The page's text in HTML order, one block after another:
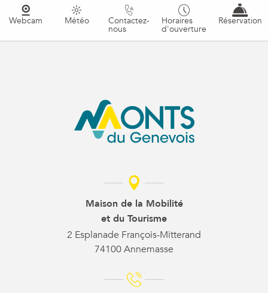
Webcam Météo Contactez-
nous
Horaires
d'ouverture
Réservation
Maison de la Mobilité
et du Tourisme
2 Esplanade François-Mitterand
74100 Annemasse